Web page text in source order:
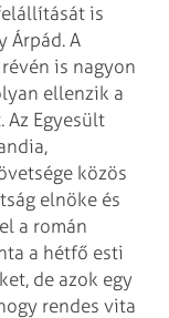
is
Árpád. A
is nagyon
ellenzik a
Az Egyesült
közös
elnöke és
a román
a hétfő esti
de azok egy
rendes vita